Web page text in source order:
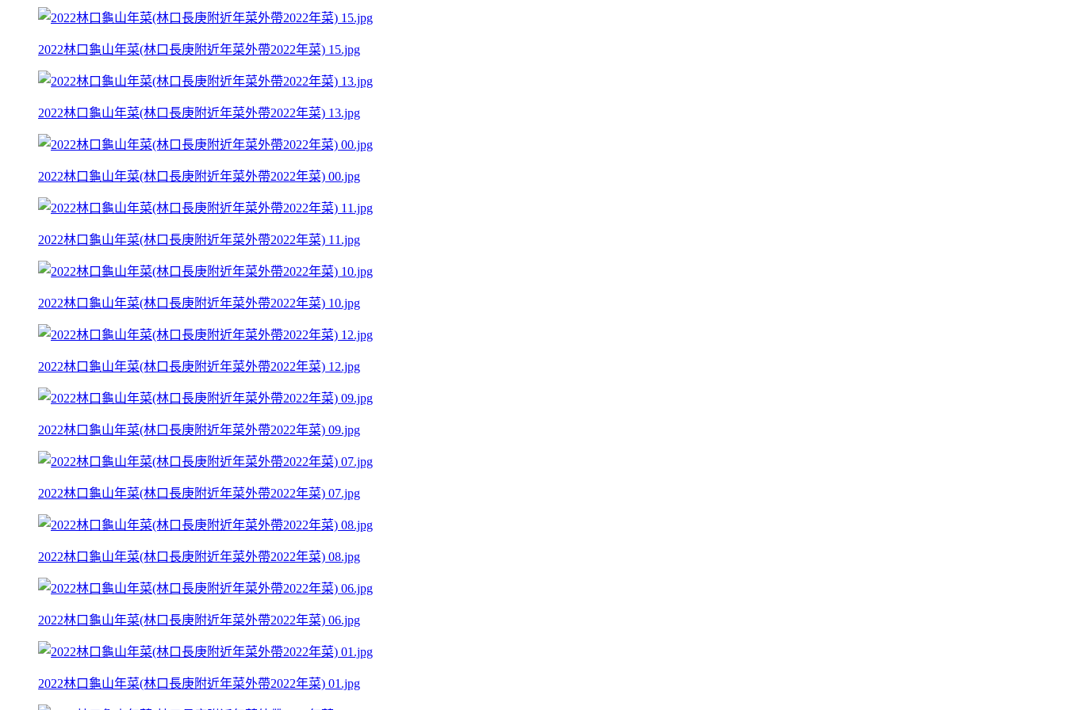
2022林口龜山年菜(林口長庚附近年菜外帶2022年菜) 15.jpg
2022林口龜山年菜(林口長庚附近年菜外帶2022年菜) 13.jpg
2022林口龜山年菜(林口長庚附近年菜外帶2022年菜) 00.jpg
2022林口龜山年菜(林口長庚附近年菜外帶2022年菜) 11.jpg
2022林口龜山年菜(林口長庚附近年菜外帶2022年菜) 10.jpg
2022林口龜山年菜(林口長庚附近年菜外帶2022年菜) 12.jpg
2022林口龜山年菜(林口長庚附近年菜外帶2022年菜) 09.jpg
2022林口龜山年菜(林口長庚附近年菜外帶2022年菜) 07.jpg
2022林口龜山年菜(林口長庚附近年菜外帶2022年菜) 08.jpg
2022林口龜山年菜(林口長庚附近年菜外帶2022年菜) 06.jpg
2022林口龜山年菜(林口長庚附近年菜外帶2022年菜) 01.jpg